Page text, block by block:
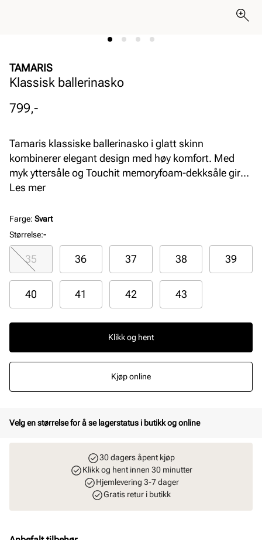
TAMARIS
Klassisk ballerinasko
Pris
799,-
Tamaris klassiske ballerinasko i glatt skinn
kombinerer elegant design med høy komfort. Med
myk yttersåle og Touchit memoryfoam-dekksåle gir
den en behagelig passform som varer hele dagen.
Les mer
Farge: Svart
Størrelse:-
35 36 37 38 39
40 41 42 43
Klikk og hent
Kjøp online
Velg en størrelse for å se lagerstatus i butikk og online
30 dagers åpent kjøp
Klikk og hent innen 30 minutter
Hjemlevering 3-7 dager
Gratis retur i butikk